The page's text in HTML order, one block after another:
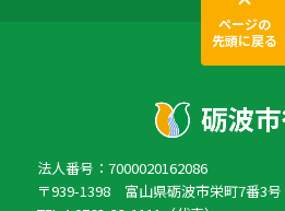
ページの
先頭に戻る
法人番号：7000020162086
〒939-1398 富山県砺波市栄町7番3号